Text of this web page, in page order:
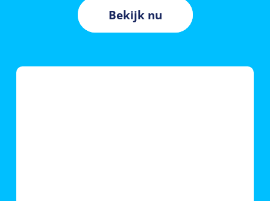
Bekijk nu